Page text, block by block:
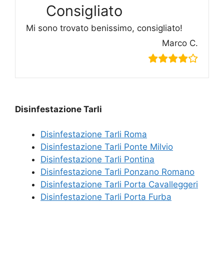
Consigliato
Mi sono trovato benissimo, consigliato!
Marco C.
Disinfestazione Tarli
Disinfestazione Tarli Roma
Disinfestazione Tarli Ponte Milvio
Disinfestazione Tarli Pontina
Disinfestazione Tarli Ponzano Romano
Disinfestazione Tarli Porta Cavalleggeri
Disinfestazione Tarli Porta Furba